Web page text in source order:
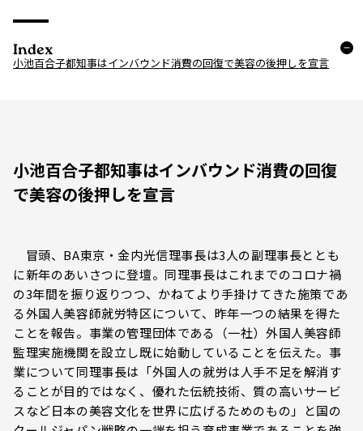
Index
小池百合子都知事はインバウンド消費の回復で美容の後押しを宣言
小池百合子都知事はインバウンド消費の回復
で美容の後押しを宣言
冒頭、BA東京・金内光信理事長は3人の副理事長ととも
に新年のあいさつに登壇。同理事長はこれまでのコロナ禍
の3年間を振り返りつつ、かねてより手掛けてきた施策であ
る外国人美容師就労特区について、昨年一つの結果を得た
ことを報告。事業の管理団体である（一社）外国人美容師
監理実施機関を設立し既に始動していることを伝えた。事
業について同理事長は「外国人の就労は人手不足を解消す
ることが目的ではなく、優れた伝統技術、質の高いサービ
スなど日本の美容文化を世界に広げるためのもの」と国の